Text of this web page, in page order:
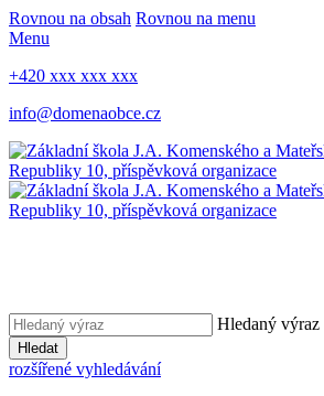
Rovnou na obsah Rovnou na menu
Menu
+420 xxx xxx xxx
info@domenaobce.cz
Hledaný výraz
Hledat
rozšířené vyhledávání